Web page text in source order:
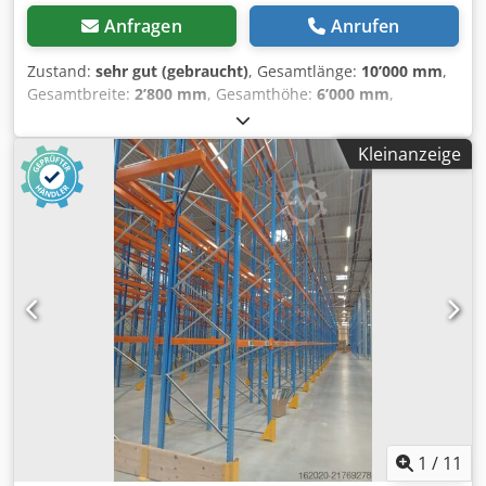
S235) - Fachlast: 2.000 kg pro Auflagenpaar - Max. Feldlast:
8.568 kg (100 % gleichmäßig verteilt) - Regalklasse: 400
nach DIN EN 15512:2021 ───── KAPAZITÄT ───── - 400
Palettenplätze (Europaletten 1. × mm) - Querlagerung: 2
Europaletten pro Fach - 40 Felder × 5 Ebenen × 2 Paletten =
400 Plätze - Auflagentiefe mm = Palette liegt vollflächig auf
───── DRAHTGITTERBÖDEN (320 STÜCK INKL.) ───── ✔
Passgenau für Fachmaß 2.700 × mm ✔ Ideal für
Querlagerung von Europaletten ✔ Sicherer Schutz vor
Durchrutschen kleiner Ladungsträger ✔ Erfüllt
Anforderungen für ESFR-Sprinkleranlagen ✔ Optimaler
Brandschutz durch offene Fläche ───── ZUSTAND ─────
- Sehr guter Zustand aus geordneter Lagerauflösung -
Originallackierung Enzianblau (RAL 5010) und
Narzissengelb (RAL 1007) intakt - Keine Klauen-, Rahmen-
oder Korrosionsschäden - Original-Typenschild mit
Belastungswerten vorhanden ───── UNSER SERVICE
───── ✔ Regalvermietung – flexibel für Projekte &
Saisonbedarf ✔ Montage deutschlandweit durch unser
eigenes Team ✔ Regalinspektion nach DIN EN 15635 durch
zertifizierten Regalinspekteur ✔ Demontage, Rückbau &
Anfragen Anrufen
Zustand: sehr gut (gebraucht), Gesamtlänge: 10’000 mm,
Gesamtbreite: 2’800 mm, Gesamthöhe: 6’000 mm,
Regalsystem zur Lagerung von Kfz-Radsätzen
Hochwertiges Schwerlast-Regalsystem für Reifen- und
Radsatzlager Zum Verkauf stehen zwei baugleiche
Schwerlast-Regalblöcke zur professionellen Lagerung von
Kfz-Radsätzen. Das Regalsystem eignet sich ideal für
Autohäuser, Werkstätten, Reifenhändler,
Logistikunternehmen oder saisonale Reifenhotels. Die
Konstruktion ist speziell für die platzsparende und sichere
Einlagerung kompletter Radsätze ausgelegt und
ermöglicht eine optimale Nutzung der Hallenhöhe.
Technische Daten Anzahl Regalblöcke: 2 Dksdpfx Aszp
Rdcopyjr Länge je Block: 10,0 m Höhe je Block: 6,0 m Tiefe
je Block : 2,80 m Gesamtkapazität: 448 Kfz-Radsätze
Kapazität je Block: 224 Radsätze Bauart: Verzinktes
Schwerlast-Regalsystem
Kleinanzeige
1 / 11